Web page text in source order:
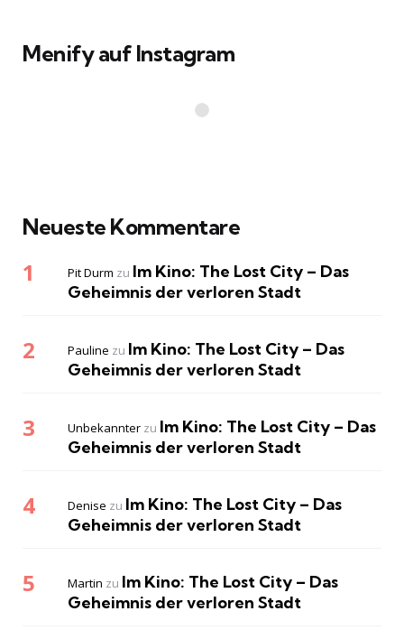
Menify auf Instagram
Neueste Kommentare
Pit Durm zu Im Kino: The Lost City – Das
Geheimnis der verloren Stadt
Pauline zu Im Kino: The Lost City – Das
Geheimnis der verloren Stadt
Unbekannter zu Im Kino: The Lost City – Das
Geheimnis der verloren Stadt
Denise zu Im Kino: The Lost City – Das
Geheimnis der verloren Stadt
Martin zu Im Kino: The Lost City – Das
Geheimnis der verloren Stadt